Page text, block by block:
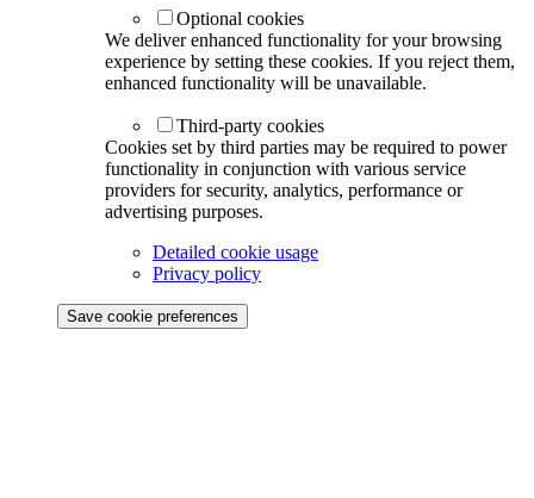
Optional cookies
We deliver enhanced functionality for your browsing
experience by setting these cookies. If you reject them,
enhanced functionality will be unavailable.
Third-party cookies
Cookies set by third parties may be required to power
functionality in conjunction with various service
providers for security, analytics, performance or
advertising purposes.
Detailed cookie usage
Privacy policy
Save cookie preferences